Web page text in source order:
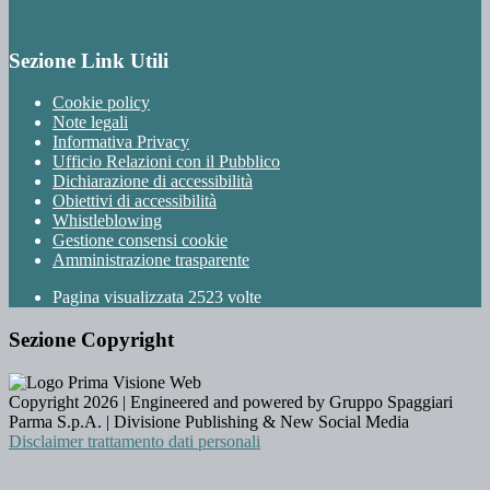
Sezione Link Utili
Cookie policy
Note legali
Informativa Privacy
Ufficio Relazioni con il Pubblico
Dichiarazione di accessibilità
Obiettivi di accessibilità
Whistleblowing
Gestione consensi cookie
Amministrazione trasparente
Pagina visualizzata 2523 volte
Sezione Copyright
Copyright 2026 | Engineered and powered by Gruppo Spaggiari
Parma S.p.A. | Divisione Publishing & New Social Media
Disclaimer trattamento dati personali